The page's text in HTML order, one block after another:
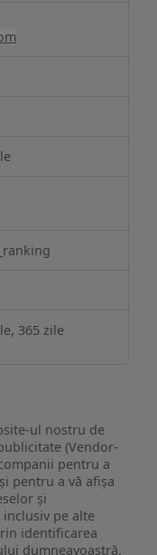
365 zile
ul nostru de
(Vendor-
pentru a
pentru a vă afișa
și
pe alte
identificarea
dumneavoastră.